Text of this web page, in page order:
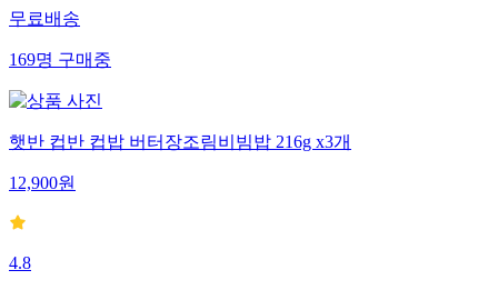
무료배송
169명 구매중
햇반 컵반 컵밥 버터장조림비빔밥 216g x3개
12,900원
4.8